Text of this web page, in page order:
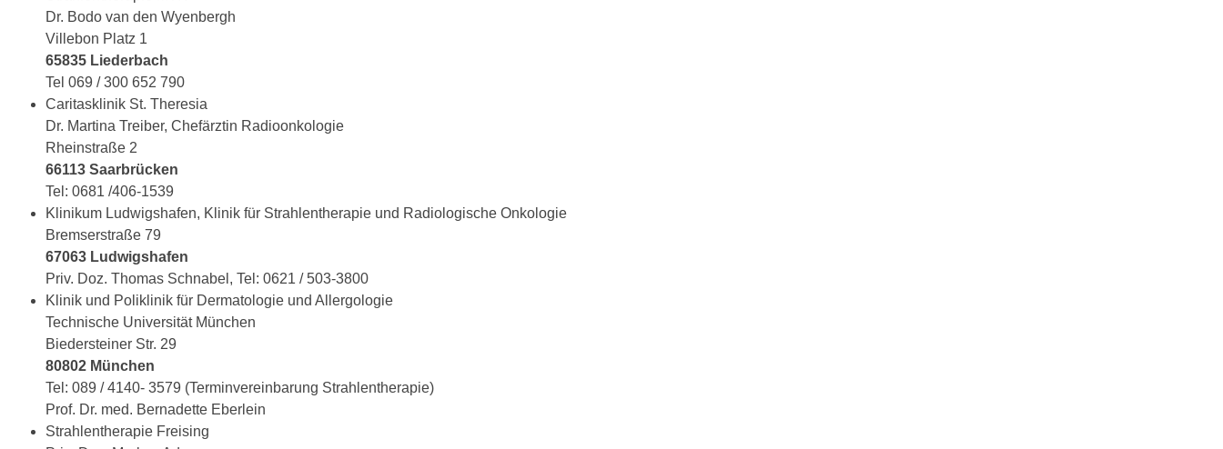
Dr. Bodo van den Wyenbergh
Villebon Platz 1
65835 Liederbach
Tel 069 / 300 652 790
Caritasklinik St. Theresia
Dr. Martina Treiber, Chefärztin Radioonkologie
Rheinstraße 2
66113 Saarbrücken
Tel: 0681 /406-1539
Klinikum Ludwigshafen, Klinik für Strahlentherapie und Radiologische Onkologie
Bremserstraße 79
67063 Ludwigshafen
Priv. Doz. Thomas Schnabel, Tel: 0621 / 503-3800
Klinik und Poliklinik für Dermatologie und Allergologie
Technische Universität München
Biedersteiner Str. 29
80802 München
Tel: 089 / 4140- 3579 (Terminvereinbarung Strahlentherapie)
Prof. Dr. med. Bernadette Eberlein
Strahlentherapie Freising